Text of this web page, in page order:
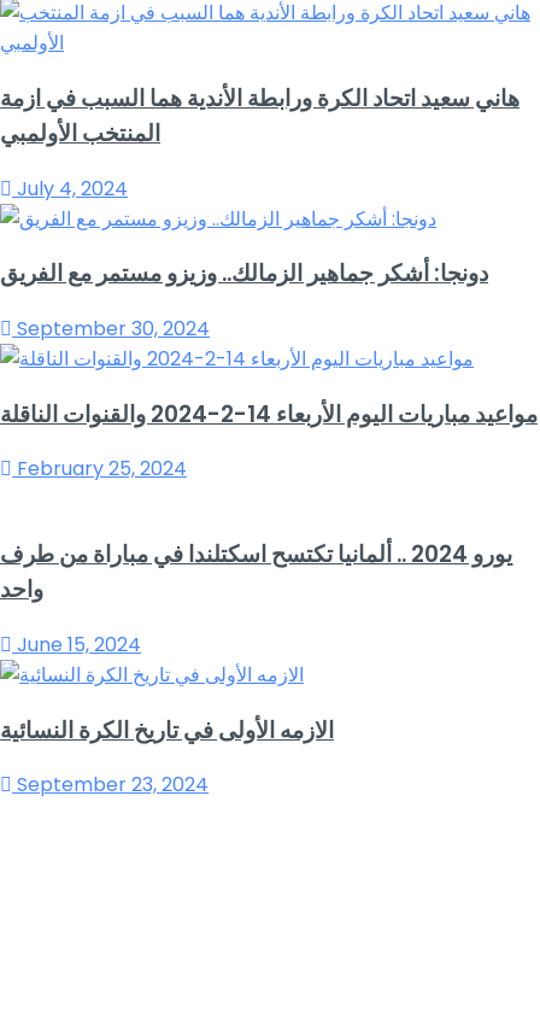
هاني سعيد اتحاد الكرة ورابطة الأندية هما السبب في ازمة
المنتخب الأولمبي
July 4, 2024
دونجا: أشكر جماهير الزمالك.. وزيزو مستمر مع الفريق
September 30, 2024
مواعيد مباريات اليوم الأربعاء 14-2-2024 والقنوات الناقلة
February 25, 2024
يورو 2024 .. ألمانيا تكتسح اسكتلندا في مباراة من طرف
واحد
June 15, 2024
الازمه الأولى في تاريخ الكرة النسائية
September 23, 2024